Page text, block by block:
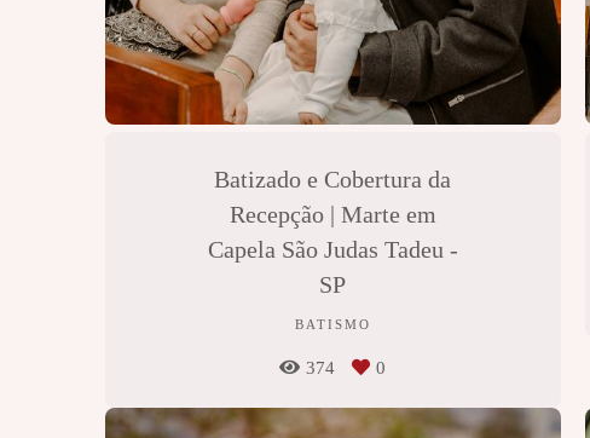
Batizado e Cobertura da
Recepção | Marte em
Capela São Judas Tadeu -
SP
BATISMO
374 0